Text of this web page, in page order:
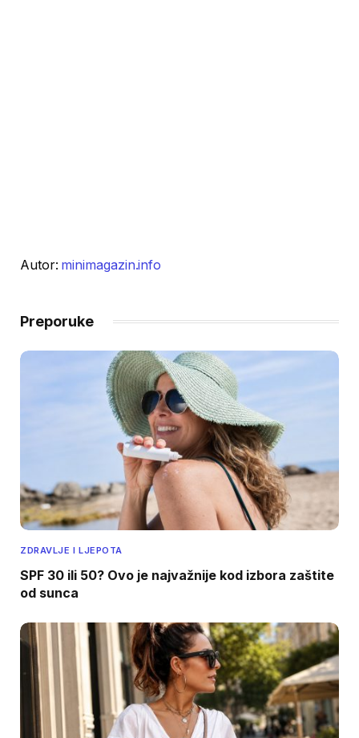
Autor: minimagazin.info
Preporuke
ZDRAVLJE I LJEPOTA
SPF 30 ili 50? Ovo je najvažnije kod izbora zaštite
od sunca